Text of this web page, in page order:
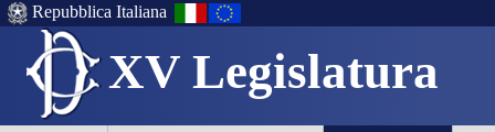
XV Legislatura
Repubblica Italiana